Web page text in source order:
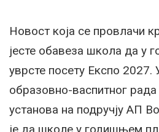
Новост која се провлачи
јесте обавеза школа да у
уврсте посету Експо 2027.
образовно-васпитног
установа на подручју АП